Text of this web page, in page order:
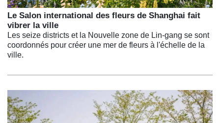
Le Salon international des fleurs de Shanghai fait
vibrer la ville
Les seize districts et la Nouvelle zone de Lin-gang se sont
coordonnés pour créer une mer de fleurs à l'échelle de la
ville.